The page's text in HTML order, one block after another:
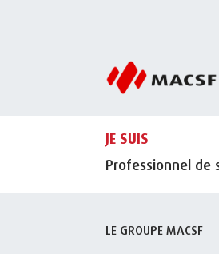
JE SUIS
Professionnel de
LE GROUPE MACSF